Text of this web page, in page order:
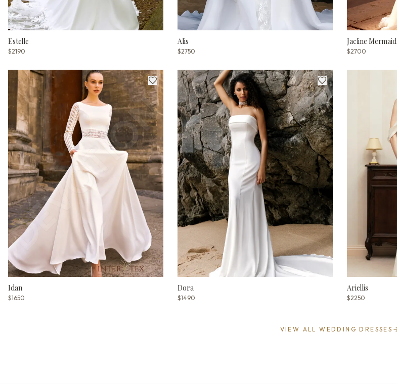
Estelle
$2190
Alis
$2750
Jacline Mermaid
$2700
Idan
$1650
Dora
$1490
Ariellis
$2250
VIEW ALL WEDDING DRESSES